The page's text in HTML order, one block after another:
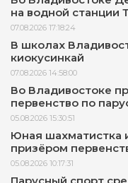
на водной станции
07.08.2026 17:18:24
В школах
киокусинкай
07.08.2026 14:58:00
Во Владивостоке
первенство по
05.08.2026 15:30:51
Юная шахматистка
призёром
05.08.2026 10:17:31
Парусный спорт